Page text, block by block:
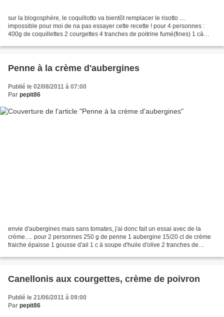
sur la blogosphère, le coquillotto va bientôt remplacer le risotto ....
impossible pour moi de na pas essayer cette recette ! pour 4 personnes :
400g de coquillettes 2 courgettes 4 tranches de poitrine fumé(fines) 1 cà
Penne à la crème d'aubergines
Publié le 02/08/2011 à 07:00
Par pepit86
envie d'aubergines mais sans tomates, j'ai donc fait un essai avec de la
crème..... pour 2 personnes 250 g de penne 1 aubergine 15/20 cl de crème
fraiche épaisse 1 gousse d'ail 1 c à soupe d'huile d'olive 2 tranches de
Canellonis aux courgettes, crème de poivron
Publié le 21/06/2011 à 09:00
Par pepit86